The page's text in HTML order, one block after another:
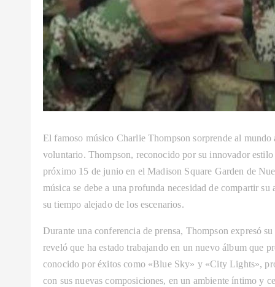
El famoso músico Charlie Thompson sorprende al
voluntario. Thompson, reconocido por su innovador
próximo 15 de junio en el Madison Square Garden de
música se debe a una profunda necesidad de compartir
su tiempo alejado de los escenarios.
Durante una conferencia de prensa, Thompson expresó
reveló que ha estado trabajando en un nuevo álbum que
conocido por éxitos como «Blue Sky» y «City Lights»,
con sus nuevas composiciones, en un ambiente íntimo y